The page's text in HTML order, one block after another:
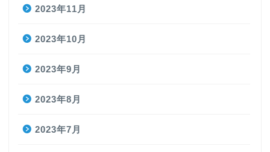
2023年11月
2023年10月
2023年9月
2023年8月
2023年7月